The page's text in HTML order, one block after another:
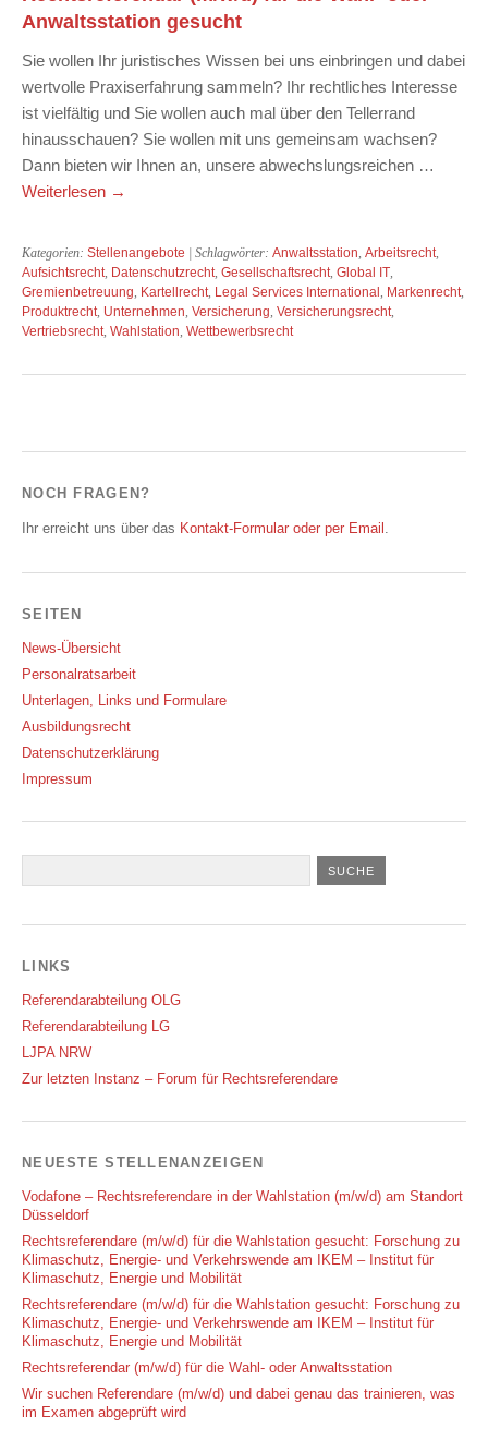
Anwaltsstation gesucht
Sie wollen Ihr juristisches Wissen bei uns einbringen und dabei
wertvolle Praxiserfahrung sammeln? Ihr rechtliches Interesse
ist vielfältig und Sie wollen auch mal über den Tellerrand
hinausschauen? Sie wollen mit uns gemeinsam wachsen?
Dann bieten wir Ihnen an, unsere abwechslungsreichen …
Weiterlesen →
Kategorien: Stellenangebote | Schlagwörter: Anwaltsstation, Arbeitsrecht,
Aufsichtsrecht, Datenschutzrecht, Gesellschaftsrecht, Global IT,
Gremienbetreuung, Kartellrecht, Legal Services International , Markenrecht,
Produktrecht, Unternehmen, Versicherung, Versicherungsrecht,
Vertriebsrecht, Wahlstation, Wettbewerbsrecht
NOCH FRAGEN?
Ihr erreicht uns über das Kontakt-Formular oder per Email .
SEITEN
News-Übersicht
Personalratsarbeit
Unterlagen, Links und Formulare
Ausbildungsrecht
Datenschutzerklärung
Impressum
LINKS
Referendarabteilung OLG
Referendarabteilung LG
LJPA NRW
Zur letzten Instanz – Forum für Rechtsreferendare
NEUESTE STELLENANZEIGEN
Vodafone – Rechtsreferendare in der Wahlstation (m/w/d) am Standort
Düsseldorf
Rechtsreferendare (m/w/d) für die Wahlstation gesucht: Forschung zu
Klimaschutz, Energie- und Verkehrswende am IKEM – Institut für
Klimaschutz, Energie und Mobilität
Rechtsreferendare (m/w/d) für die Wahlstation gesucht: Forschung zu
Klimaschutz, Energie- und Verkehrswende am IKEM – Institut für
Klimaschutz, Energie und Mobilität
Rechtsreferendar (m/w/d) für die Wahl- oder Anwaltsstation
Wir suchen Referendare (m/w/d) und dabei genau das trainieren, was
im Examen abgeprüft wird